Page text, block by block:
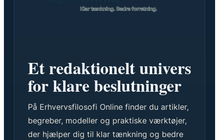
Et redaktionelt univers
for klare beslutninger
På Erhvervsfilosofi Online finder du artikler,
begreber, modeller og praktiske værktøjer,
der hjælper dig til klar tænkning og bedre